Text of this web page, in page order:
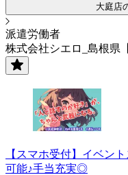
大庭店
派遣労働者
株式会社シエロ_島根県
【スマホ受付】イベン
可能♪手当充実◎